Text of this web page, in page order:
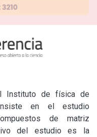
Instituto de física de
en el estudio
de matriz
del estudio es la